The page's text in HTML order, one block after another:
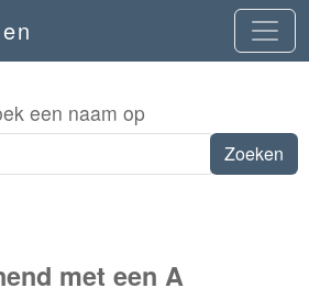
een naam op
met een A